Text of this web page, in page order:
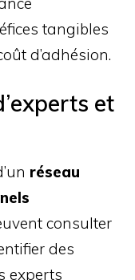
tangibles
d’adhésion.
et
réseau
consulter
des
experts